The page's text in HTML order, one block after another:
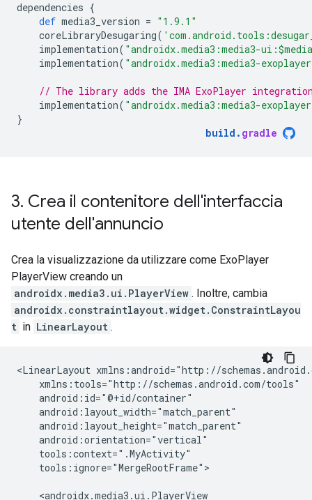
dependencies {
def media3_version = "1.9.1"
coreLibraryDesugaring(
implementation( "androidx.media3:media3-
implementation( "androidx.media3:media3-
// The library adds the IMA ExoPlayer
implementation( "androidx.media3:media3-
}
build . gradle
3. Crea il contenitore dell'interfaccia
utente dell'annuncio
Crea la visualizzazione da utilizzare come ExoPlayer
PlayerView creando un
androidx.media3.ui.PlayerView . Inoltre, cambia
androidx.constraintlayout.widget.ConstraintLayou
t in LinearLayout .
<LinearLayout
tools:ignore="MergeRootFrame">